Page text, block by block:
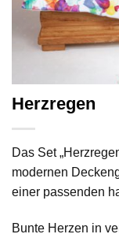
Herzregen
Das Set
modernen
einer passenden
Bunte Herzen in